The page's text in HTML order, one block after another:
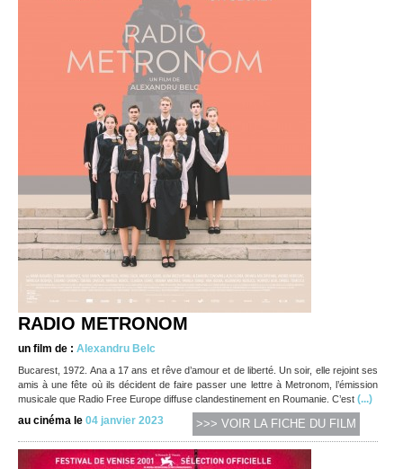
RADIO METRONOM
un film de : Alexandru Belc
Bucarest, 1972. Ana a 17 ans et rêve d’amour et de liberté. Un soir, elle rejoint ses
amis à une fête où ils décident de faire passer une lettre à Metronom, l’émission
musicale que Radio Free Europe diffuse clandestinement en Roumanie. C’est (...)
au cinéma le 04 janvier 2023 >>> VOIR LA FICHE DU FILM